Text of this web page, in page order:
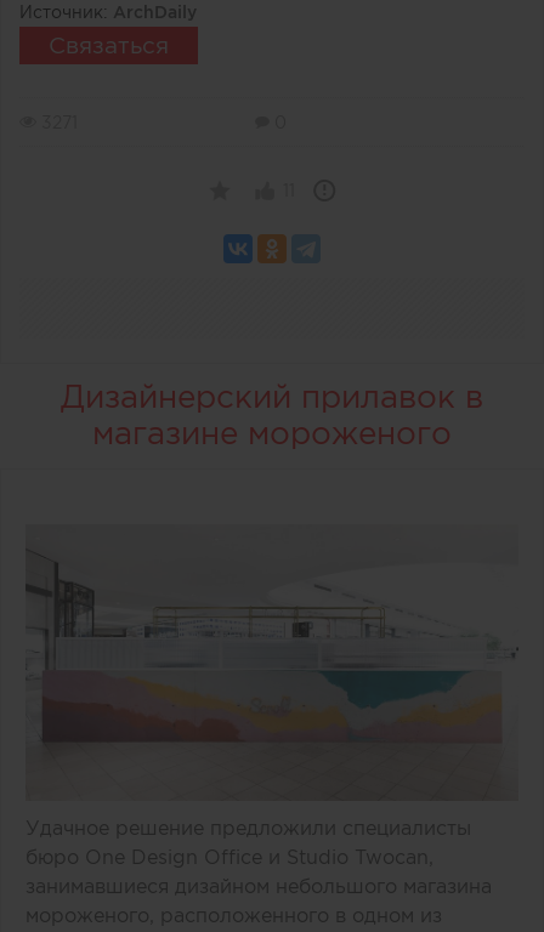
Источник: ArchDaily
Связаться
Дизайнерский прилавок в
магазине мороженого
Удачное решение предложили специалисты
бюро One Design Office и Studio Twocan,
занимавшиеся дизайном небольшого магазина
мороженого, расположенного в одном из